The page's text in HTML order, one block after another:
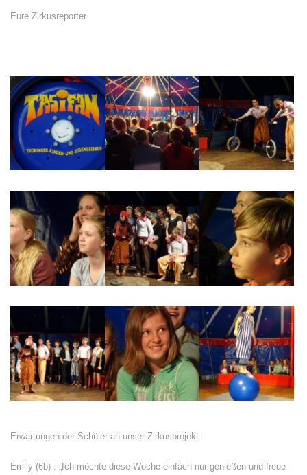
Eure Zirkusreporter
Erwartungen der Schüler an unser Zirkusprojekt:
Emily (6b) : „Ich möchte diese Woche einfach nur genießen und freue